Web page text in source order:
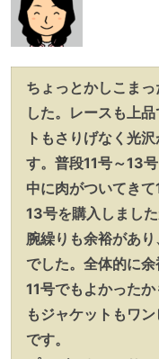
ちょっとかしこま
した。レースも上
トもさりげなく光
す。普段11号～13
中に肉がついてき
13号を購入しまし
腕繰りも余裕があ
でした。全体的に余
11号でもよかった
もジャケットもワ
です。